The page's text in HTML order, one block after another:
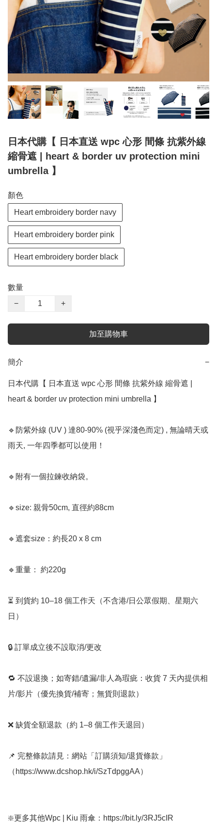
日本代購【 日本直送 wpc 心形 間條 抗紫外線
縮骨遮 | heart & border uv protection mini
umbrella 】
顏色
Heart embroidery border navy
Heart embroidery border pink
Heart embroidery border black
數量
−
+
加至購物車
簡介 −
日本代購【﻿ 日本直送 wpc 心形 間條 抗紫外線 縮骨遮 |
heart & border uv protection mini umbrella 】
🔹防紫外線 (UV ) 達80-90% (視乎深淺色而定) , 無論晴天或
雨天, 一年四季都可以使用！
🔹附有一個拉鍊收納袋。
🔹size: 親骨50cm, 直徑約88cm
🔹遮套size：約長20 x 8 cm
🔹重量： 約220g
⏳ 到貨約 10–18 個工作天（不含港/日公眾假期、星期六
日）
🔒 訂單成立後不設取消/更改
🔁 不設退換；如寄錯/遺漏/非人為瑕疵：收貨 7 天內提供相
片/影片（優先換貨/補寄；無貨則退款）
❌ 缺貨全額退款（約 1–8 個工作天退回）
📌 完整條款請見：網站「訂購須知/退貨條款」
（https://www.dcshop.hk/i/SzTdpggAA）
❇️更多其他Wpc | Kiu 雨傘：https://bit.ly/3RJ5cIR